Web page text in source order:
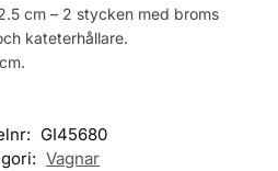
cm – 2 stycken med broms
kateterhållare.
GI45680
Vagnar